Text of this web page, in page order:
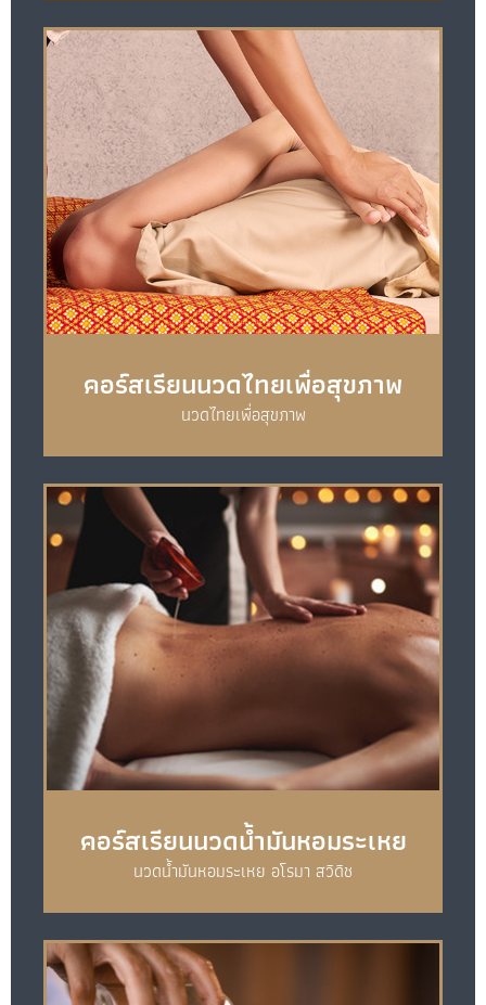
คอร์สเรียนนวดไทยเพื่อสุขภาพ
นวดไทยเพื่อสุขภาพ
คอร์สเรียนนวดน้ำมันหอมระเหย
นวดน้ำมันหอมระเหย อโรมา สวิดิช